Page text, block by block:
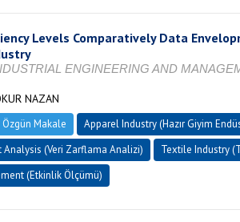
Levels Comparatively Data
ENGINEERING AND
NAZAN
Özgün Makale
Apparel Industry (Hazır Giyim
(Veri Zarflama Analizi)
Textile Industry
(Etkinlik Ölçümü)